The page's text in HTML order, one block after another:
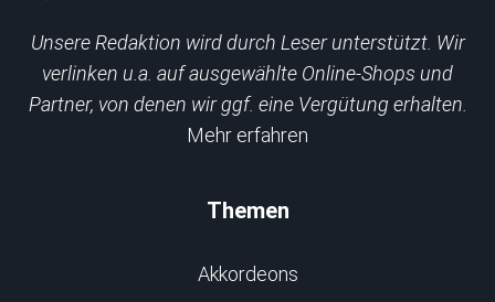
Unsere Redaktion wird durch Leser unterstützt. Wir
verlinken u.a. auf ausgewählte Online-Shops und
Partner, von denen wir ggf. eine Vergütung erhalten.
Mehr erfahren
Themen
Akkordeons